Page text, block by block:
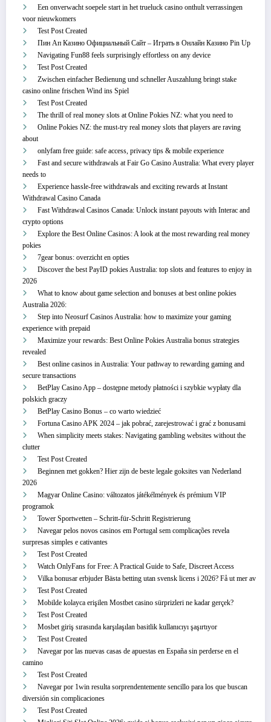
Een onverwacht soepele start in het trueluck casino onthult verrassingen
voor nieuwkomers
Test Post Created
Пин Ап Казино Официальный Сайт – Играть в Онлайн Казино Pin Up
Navigating Fun88 feels surprisingly effortless on any device
Test Post Created
Zwischen einfacher Bedienung und schneller Auszahlung bringt stake
casino online frischen Wind ins Spiel
Test Post Created
The thrill of real money slots at Online Pokies NZ: what you need to
Online Pokies NZ: the must-try real money slots that players are raving
about
onlyfam free guide: safe access, privacy tips & mobile experience
Fast and secure withdrawals at Fair Go Casino Australia: What every player
needs to
Experience hassle-free withdrawals and exciting rewards at Instant
Withdrawal Casino Canada
Fast Withdrawal Casinos Canada: Unlock instant payouts with Interac and
crypto options
Explore the Best Online Casinos: A look at the most rewarding real money
pokies
7gear bonus: overzicht en opties
Discover the best PayID pokies Australia: top slots and features to enjoy in
2026
What to know about game selection and bonuses at best online pokies
Australia 2026:
Step into Neosurf Casinos Australia: how to maximize your gaming
experience with prepaid
Maximize your rewards: Best Online Pokies Australia bonus strategies
revealed
Best online casinos in Australia: Your pathway to rewarding gaming and
secure transactions
BetPlay Casino App – dostępne metody płatności i szybkie wypłaty dla
polskich graczy
BetPlay Casino Bonus – co warto wiedzieć
Fortuna Casino APK 2024 – jak pobrać, zarejestrować i grać z bonusami
When simplicity meets stakes: Navigating gambling websites without the
clutter
Test Post Created
Beginnen met gokken? Hier zijn de beste legale goksites van Nederland
2026
Magyar Online Casino: változatos játékélmények és prémium VIP
programok
Tower Sportwetten – Schritt‑für‑Schritt Registrierung
Navegar pelos novos casinos em Portugal sem complicações revela
surpresas simples e cativantes
Test Post Created
Watch OnlyFans for Free: A Practical Guide to Safe, Discreet Access
Vilka bonusar erbjuder Bästa betting utan svensk licens i 2026? Få ut mer av
Test Post Created
Mobilde kolayca erişilen Mostbet casino sürprizleri ne kadar gerçek?
Test Post Created
Mosbet giriş sırasında karşılaşılan basitlik kullanıcıyı şaşırtıyor
Test Post Created
Navegar por las nuevas casas de apuestas en España sin perderse en el
camino
Test Post Created
Navegar por 1win resulta sorprendentemente sencillo para los que buscan
diversión sin complicaciones
Test Post Created